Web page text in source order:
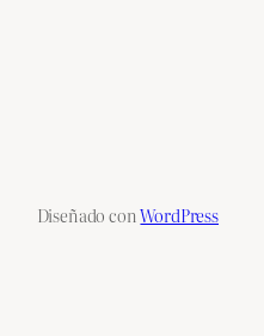
Diseñado conWordPress